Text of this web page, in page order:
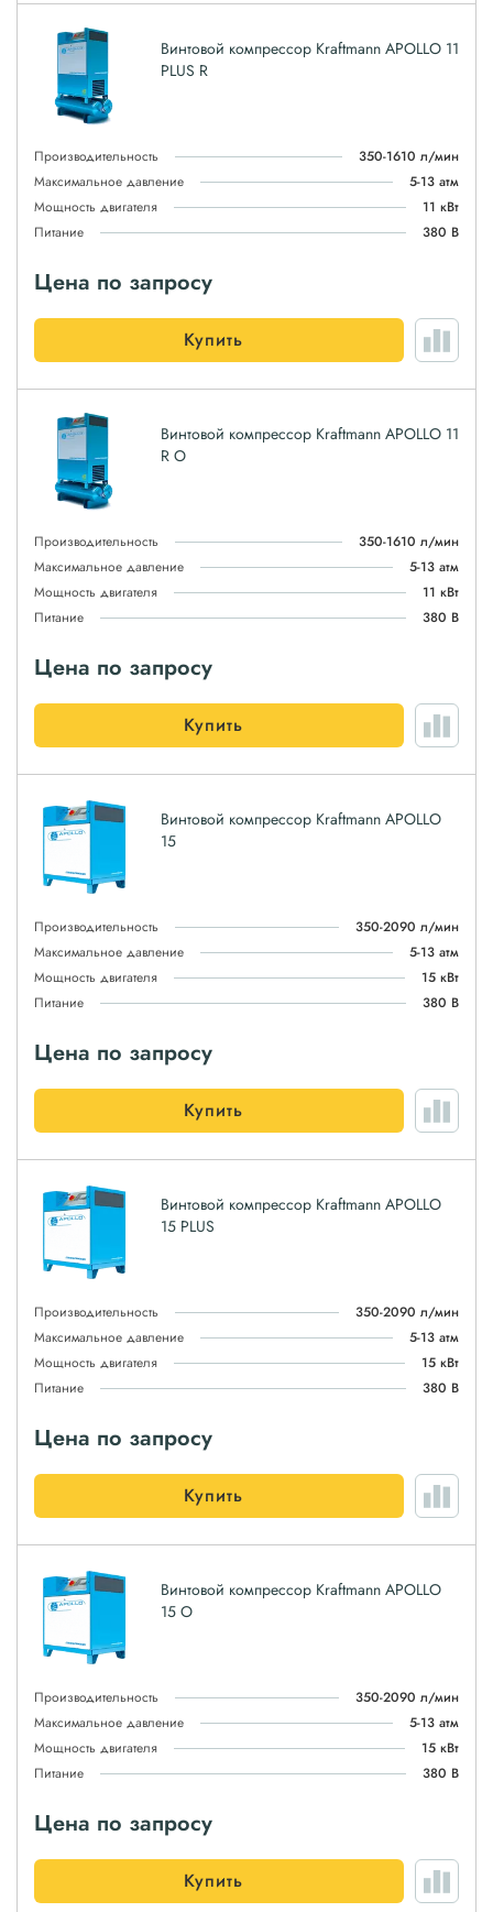
Винтовой компрессор Kraftmann APOLLO 11
PLUS R
Производительность
350-1610 л/мин
Максимальное давление
5-13 атм
Мощность двигателя
11 кВт
Питание
380 В
Цена по запросу
Купить
Винтовой компрессор Kraftmann APOLLO 11
R O
Производительность
350-1610 л/мин
Максимальное давление
5-13 атм
Мощность двигателя
11 кВт
Питание
380 В
Цена по запросу
Купить
Винтовой компрессор Kraftmann APOLLO
15
Производительность
350-2090 л/мин
Максимальное давление
5-13 атм
Мощность двигателя
15 кВт
Питание
380 В
Цена по запросу
Купить
Винтовой компрессор Kraftmann APOLLO
15 PLUS
Производительность
350-2090 л/мин
Максимальное давление
5-13 атм
Мощность двигателя
15 кВт
Питание
380 В
Цена по запросу
Купить
Винтовой компрессор Kraftmann APOLLO
15 O
Производительность
350-2090 л/мин
Максимальное давление
5-13 атм
Мощность двигателя
15 кВт
Питание
380 В
Цена по запросу
Купить